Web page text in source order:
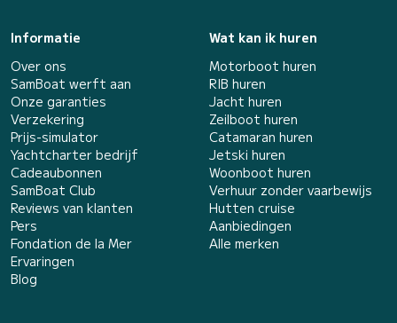
Informatie
Over ons
SamBoat werft aan
Onze garanties
Verzekering
Prijs-simulator
Yachtcharter bedrijf
Cadeaubonnen
SamBoat Club
Reviews van klanten
Pers
Fondation de la Mer
Ervaringen
Blog
Wat kan ik huren
Motorboot huren
RIB huren
Jacht huren
Zeilboot huren
Catamaran huren
Jetski huren
Woonboot huren
Verhuur zonder vaarbewijs
Hutten cruise
Aanbiedingen
Alle merken